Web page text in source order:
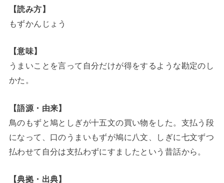
【読み方】
もずかんじょう
【意味】
うまいことを言って自分だけが得をするような勘定のし
かた。
【語源・由来】
鳥のもずと鳩としぎが十五文の買い物をした。支払う段
になって、口のうまいもずが鳩に八文、しぎに七文ずつ
払わせて自分は支払わずにすましたという昔話から。
【典拠・出典】